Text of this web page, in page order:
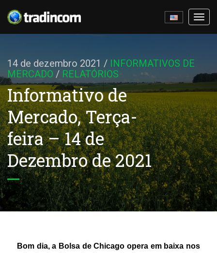
14 de dezembro 2021 / INFORMATIVOS DE
MERCADO / RELATÓRIOS
Informativo de
Mercado, Terça-
feira – 14 de
Dezembro de 2021
Bom dia, a Bolsa de Chicago opera em baixa nos